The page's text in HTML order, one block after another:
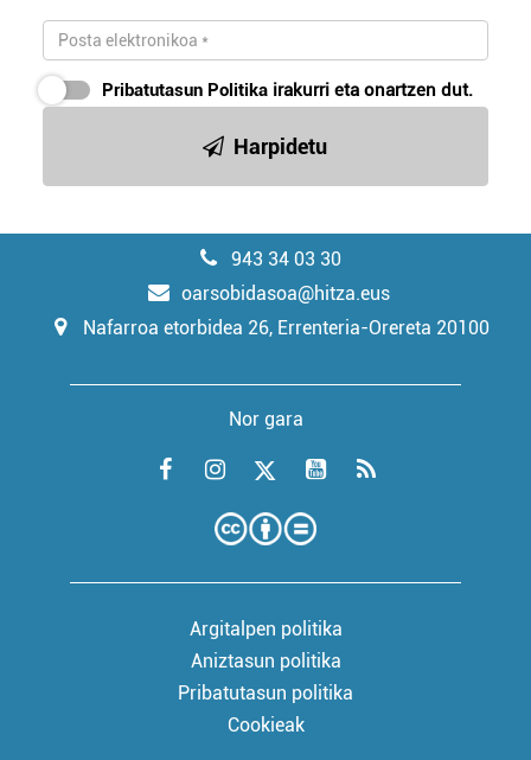
Pribatutasun Politika irakurri eta onartzen dut.
Harpidetu
943 34 03 30
oarsobidasoa@hitza.eus
Nafarroa etorbidea 26, Errenteria-Orereta 20100
Nor gara
Argitalpen politika
Aniztasun politika
Pribatutasun politika
Cookieak